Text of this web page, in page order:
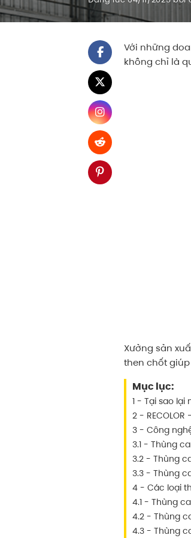
Với những
không chỉ là
Xưởng sản
then chốt
Mục lục:
1 - Tại sao
2 -
3 - Công
3.1 - Thùng
3.2 - Thùng
3.3 - Thùng
4 - Các loại
4.1 - Thùng
4.2 - Thùng
4.3 - Thùng